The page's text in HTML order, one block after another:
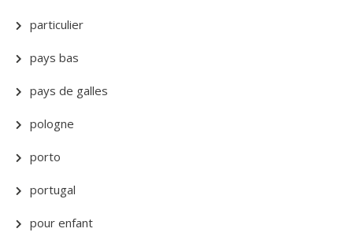
particulier
pays bas
pays de galles
pologne
porto
portugal
pour enfant